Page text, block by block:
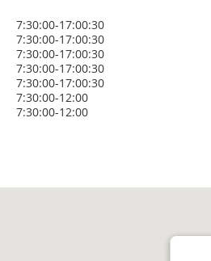
7:30:00-17:00:30
7:30:00-17:00:30
7:30:00-17:00:30
7:30:00-17:00:30
7:30:00-17:00:30
7:30:00-12:00
7:30:00-12:00